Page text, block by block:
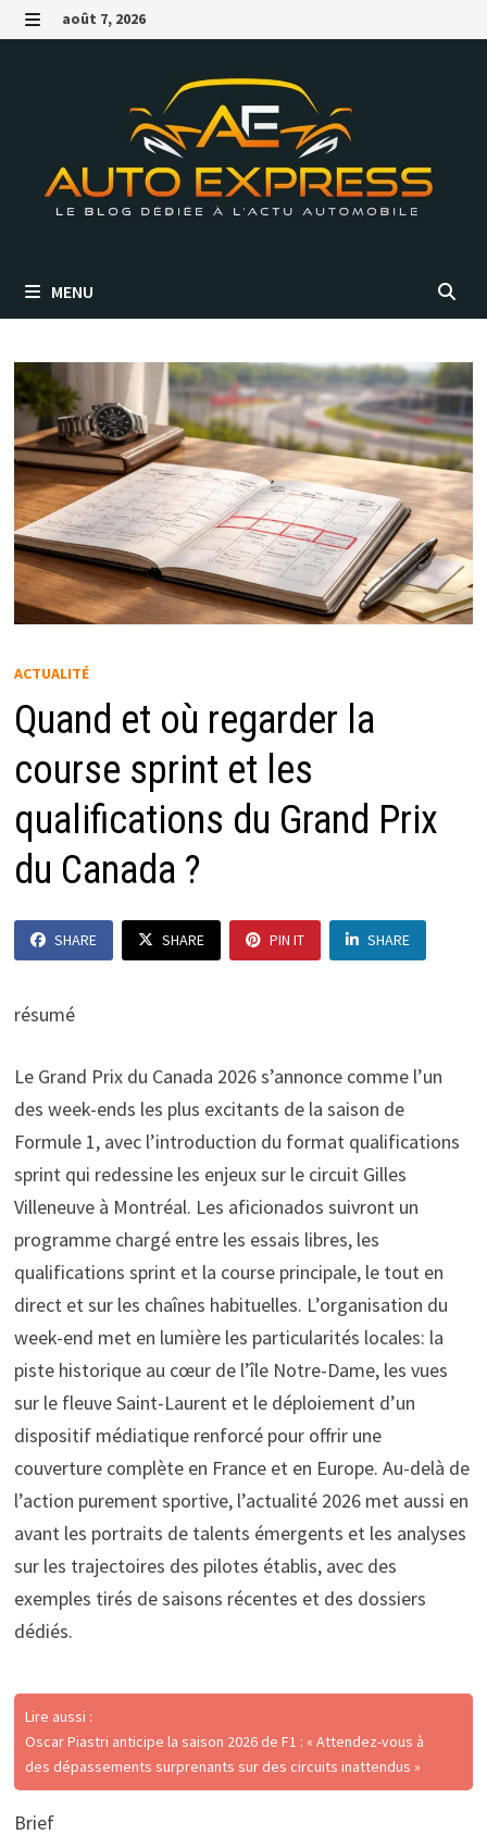
Passer
au MENU
août 7, 2026
MENU
ACTUALITÉ
Quand et où regarder la
course sprint et les
qualifications du Grand Prix
du Canada ?
SHARE SHARE PIN IT SHARE
résumé
Le Grand Prix du Canada 2026 s’annonce comme l’un
des week-ends les plus excitants de la saison de
Formule 1, avec l’introduction du format qualifications
sprint qui redessine les enjeux sur le circuit Gilles
Villeneuve à Montréal. Les aficionados suivront un
programme chargé entre les essais libres, les
qualifications sprint et la course principale, le tout en
direct et sur les chaînes habituelles. L’organisation du
week-end met en lumière les particularités locales: la
piste historique au cœur de l’île Notre-Dame, les vues
sur le fleuve Saint-Laurent et le déploiement d’un
dispositif médiatique renforcé pour offrir une
couverture complète en France et en Europe. Au-delà de
l’action purement sportive, l’actualité 2026 met aussi en
avant les portraits de talents émergents et les analyses
sur les trajectoires des pilotes établis, avec des
exemples tirés de saisons récentes et des dossiers
dédiés.
Lire aussi :
Oscar Piastri anticipe la saison 2026 de F1 : « Attendez-vous à
des dépassements surprenants sur des circuits inattendus »
Brief